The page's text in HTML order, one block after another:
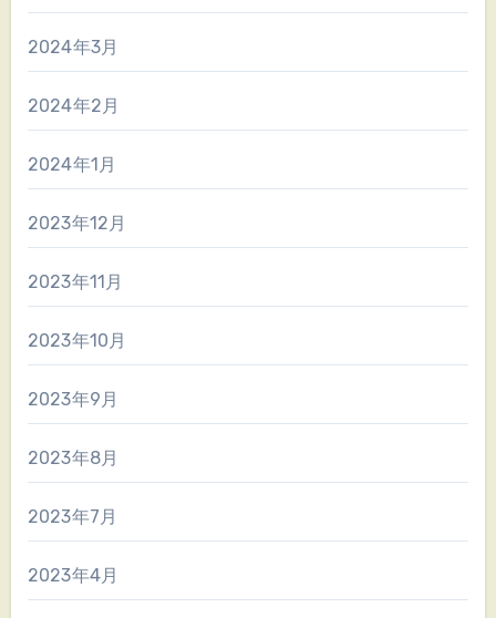
2024年3月
2024年2月
2024年1月
2023年12月
2023年11月
2023年10月
2023年9月
2023年8月
2023年7月
2023年4月